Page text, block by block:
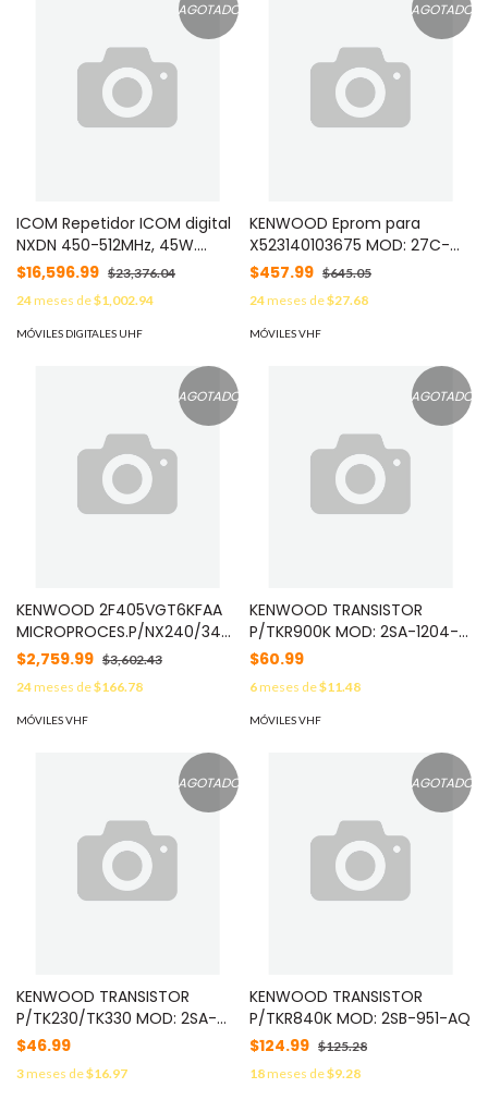
AGOTADO
ICOM Repetidor ICOM digital
NXDN 450-512MHz, 45W.
MOD: SIR6061D02
$16,596.99 $23,376.04
24meses de$1,002.94
MÓVILES DIGITALES UHF
AGOTADO
KENWOOD Eprom para
X523140103675 MOD: 27C-
256Q-JESB
$457.99 $645.05
24meses de$27.68
MÓVILES VHF
AGOTADO
KENWOOD 2F405VGT6KFAA
MICROPROCES.P/NX240/340
MOD: 2F405VGT6KFA
$2,759.99 $3,602.43
24meses de$166.78
MÓVILES VHF
AGOTADO
KENWOOD TRANSISTOR
P/TKR900K MOD: 2SA-1204-
FY
$60.99
6meses de$11.48
MÓVILES VHF
AGOTADO
KENWOOD TRANSISTOR
P/TK230/TK330 MOD: 2SA-
1362
$46.99
3meses de$16.97
AGOTADO
KENWOOD TRANSISTOR
P/TKR840K MOD: 2SB-951-AQ
$124.99 $125.28
18meses de$9.28